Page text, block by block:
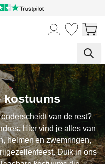
kostuums
van de rest?
Hier vind je alles van
helmen en zwemringen,
Duik in ons